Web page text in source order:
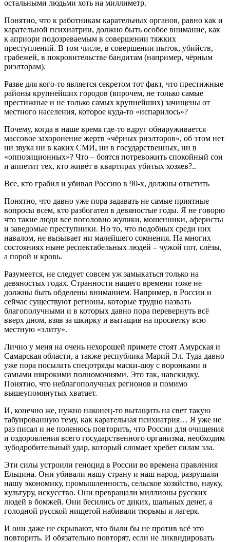
остальными людьми хоть на миллиметр.
Понятно, что к работникам карательных органов, равно как и
карательной психиатрии, должно быть особое внимание, как
к априори подозреваемым в совершении тяжких
преступлений. В том числе, в совершении пыток, убийств,
грабежей, в покровительстве бандитам (например, чёрным
риэлторам).
Разве для кого-то является секретом тот факт, что престижные
районы крупнейших городов (впрочем, не только самые
престижные и не только самых крупнейших) зачищены от
местного населения, которое куда-то «испарилось»?
Почему, когда в наше время где-то вдруг обнаруживается
массовое захоронение жертв «чёрных риэлторов», об этом нет
ни звука ни в каких СМИ, ни в государственных, ни в
«оппозиционных»? Что – боятся потревожить спокойный сон
и аппетит тех, кто живёт в квартирах убитых хозяев?..
Все, кто грабил и убивал Россию в 90-х, должны ответить
Понятно, что давно уже пора задавать не самые приятные
вопросы всем, кто разбогател в девяностые годы. Я не говорю
что такие люди все поголовно жулики, мошенники, аферисты
и заведомые преступники. Но то, что подобных среди них
навалом, не вызывает ни малейшего сомнения. На многих
состояниях ныне респектабельных людей – чужой пот, слёзы,
а порой и кровь.
Разумеется, не следует совсем уж замыкаться только на
девяностых годах. Странности нашего времени тоже не
должны быть обделены вниманием. Например, в России и
сейчас существуют регионы, которые трудно назвать
благополучными и в которых давно пора перевернуть всё
вверх дном, взяв за шкирку и вытащив на просветку всю
местную «элиту».
Лично у меня на очень нехорошей примете стоят Амурская и
Самарская области, а также республика Марий Эл. Туда давно
уже пора посылать спецотряды маски-шоу с воронками и
самыми широкими полномочиями. Это так, навскидку.
Понятно, что неблагополучных регионов и помимо
вышеупомянутых хватает.
И, конечно же, нужно наконец-то вытащить на свет такую
табуированную тему, как карательная психиатрия… Я уже не
раз писал и не поленюсь повторить, что России для очищения
и оздоровления всего государственного организма, необходим
зубодробительный удар, который сломает хребет силам зла.
Эти силы устроили геноцид в России во времена правления
Ельцина. Они убивали нашу страну и наш народ, разрушали
нашу экономику, промышленность, сельское хозяйство, науку,
культуру, искусство. Они превращали миллионы русских
людей в бомжей. Они бесились от диких, шальных денег, а
голодной русской нищетой набивали тюрьмы и лагеря.
И они даже не скрывают, что были бы не против всё это
повторить. И обязательно повторят, если не ликвидировать